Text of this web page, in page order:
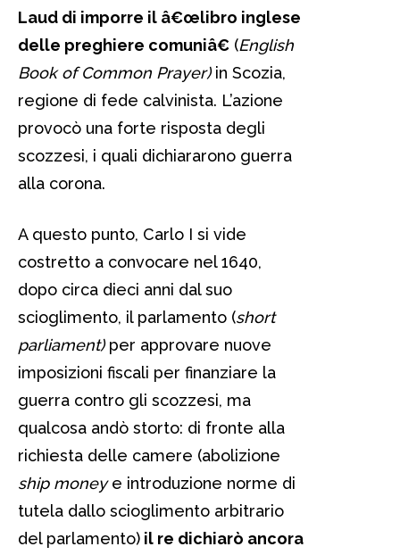
Laud di imporre il â€œlibro inglese
delle preghiere comuniâ€ (English
Book of Common Prayer)in Scozia,
regione di fede calvinista. L’azione
provocò una forte risposta degli
scozzesi, i quali dichiararono guerra
alla corona.
A questo punto, Carlo I si vide
costretto a convocare nel 1640,
dopo circa dieci anni dal suo
scioglimento, il parlamento (short
parliament)per approvare nuove
imposizioni fiscali per finanziare la
guerra contro gli scozzesi, ma
qualcosa andò storto: di fronte alla
richiesta delle camere (abolizione
ship moneye introduzione norme di
tutela dallo scioglimento arbitrario
del parlamento) il re dichiarò ancora